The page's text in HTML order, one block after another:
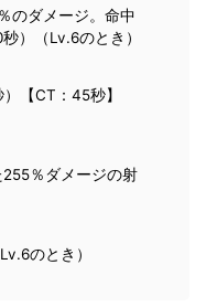
のダメージ。命中
）（Lv.6のとき）
【CT：45秒】
％ダメージの射
のとき）